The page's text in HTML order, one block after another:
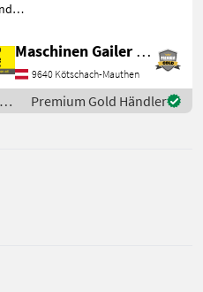
Maschinen Gailer GmbH
9640 Kötschach-Mauthen
Premium Gold Händler